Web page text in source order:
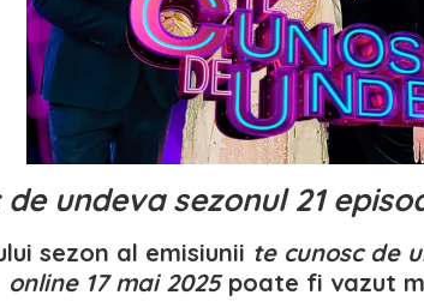
de undeva sezonul 21
sezon al emisiunii te cunosc de
online 17 mai 2025poate fi vazut